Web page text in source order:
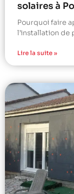
solaires à
Pourquoi faire
l’installation de
Lire la suite »